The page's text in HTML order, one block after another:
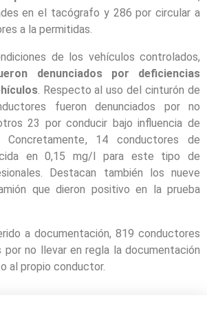
en el tacógrafo y 286 por circular a
a la permitidas.
de los vehículos controlados,
denunciados por deficiencias
. Respecto al uso del cinturón de
fueron denunciados por no
23 por conducir bajo influencia de
14 conductores de
en 0,15 mg/l para este tipo de
Destacan también los nueve
que dieron positivo en la prueba
a documentación, 819 conductores
por no llevar en regla la documentación
al propio conductor.